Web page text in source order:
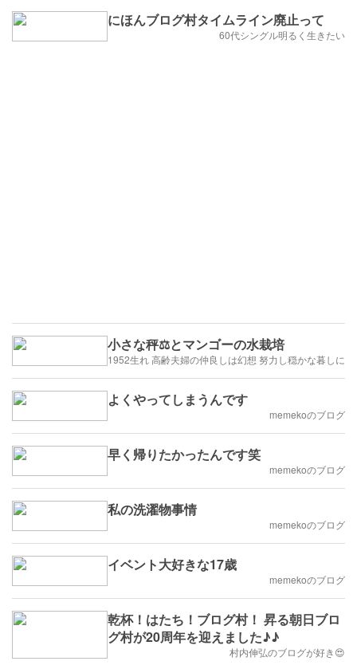
にほんブログ村タイムライン廃止って
60代シングル明るく生きたい
小さな秤⚖️とマンゴーの水栽培
1952生れ 高齢夫婦の仲良しは幻想 努力し穏かな暮しに
よくやってしまうんです
memekoのブログ
早く帰りたかったんです笑
memekoのブログ
私の洗濯物事情
memekoのブログ
イベント大好きな17歳
memekoのブログ
乾杯！はたち！ブログ村！ 昇る朝日ブロ
グ村が20周年を迎えました♪♪
村内伸弘のブログが好き😍